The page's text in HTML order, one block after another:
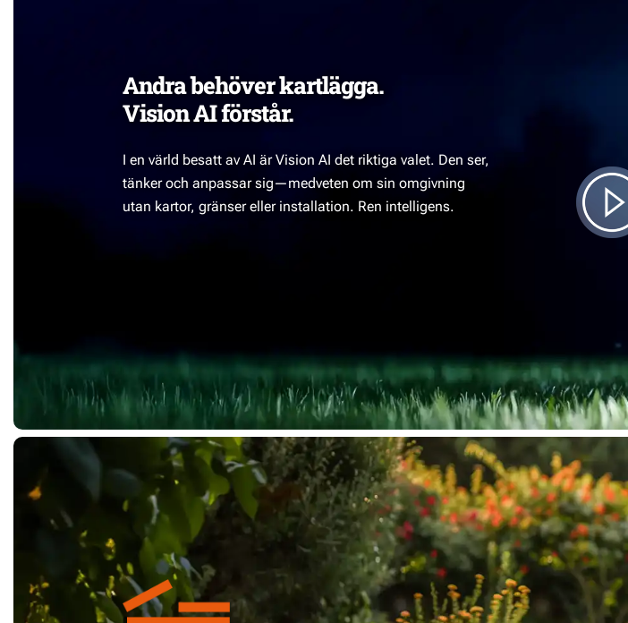
Andra behöver kartlägga.
Vision AI förstår.
I en värld besatt av AI är Vision AI det riktiga valet. Den ser,
tänker och anpassar sig—medveten om sin omgivning
utan kartor, gränser eller installation. Ren intelligens.